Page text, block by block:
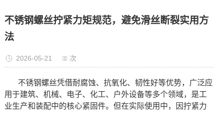
不锈钢螺丝拧紧力矩规范，避免滑丝断裂实用方
法
2026-05-21 次
不锈钢螺丝凭借耐腐蚀、抗氧化、韧性好等优势，广泛应
用于建筑、机械、电子、化工、户外设备等多个领域，是工
业生产和装配中的核心紧固件。但在实际使用中，因拧紧力